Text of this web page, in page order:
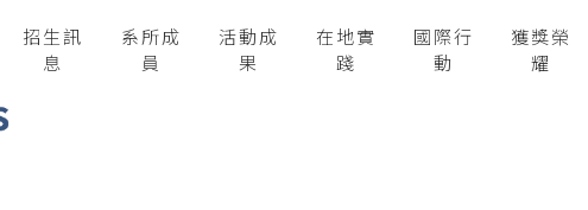
招生訊
息
系所成
員
活動成
果
在地實
踐
國際行
動
獲獎榮
耀